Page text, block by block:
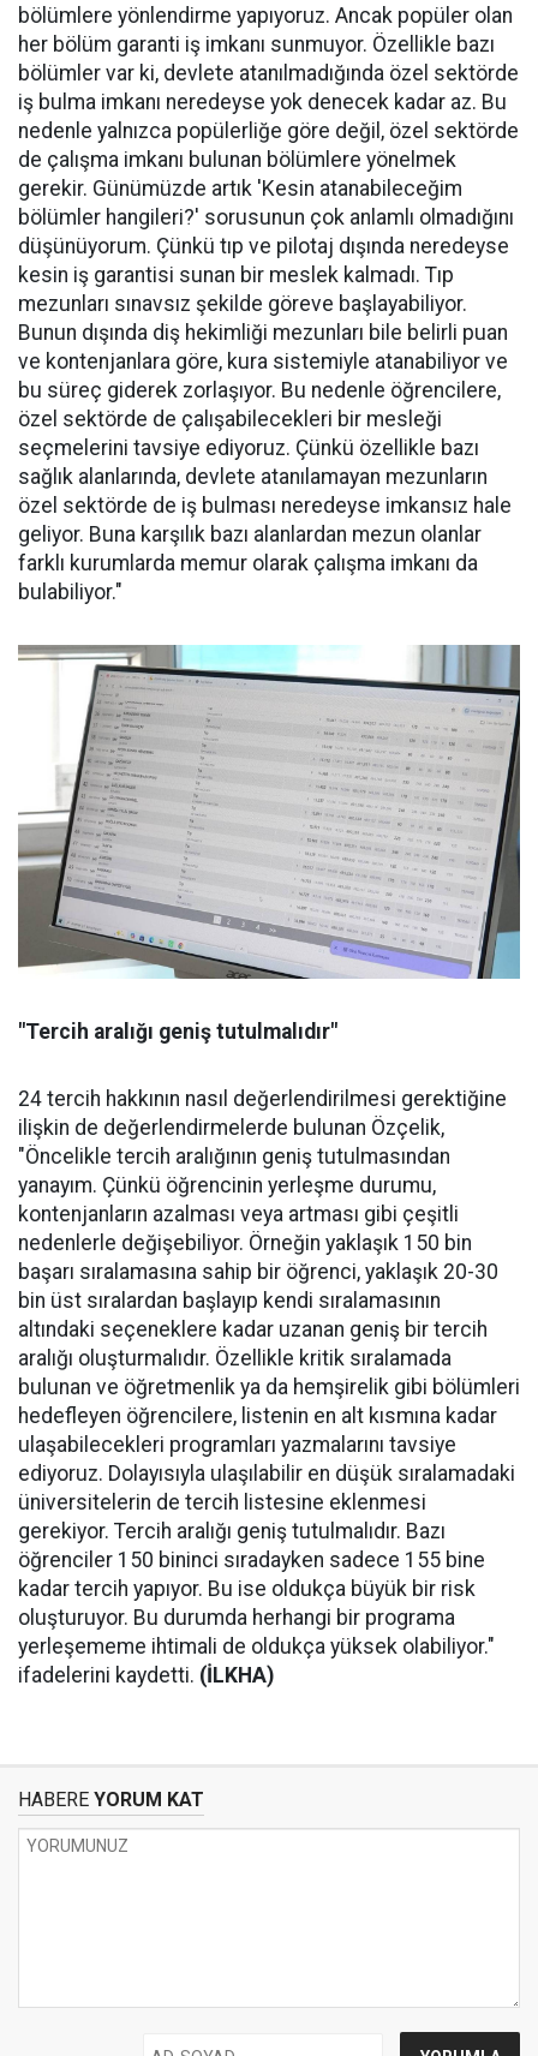
bölümlere yönlendirme yapıyoruz. Ancak popüler olan
her bölüm garanti iş imkanı sunmuyor. Özellikle bazı
bölümler var ki, devlete atanılmadığında özel sektörde
iş bulma imkanı neredeyse yok denecek kadar az. Bu
nedenle yalnızca popülerliğe göre değil, özel sektörde
de çalışma imkanı bulunan bölümlere yönelmek
gerekir. Günümüzde artık 'Kesin atanabileceğim
bölümler hangileri?' sorusunun çok anlamlı olmadığını
düşünüyorum. Çünkü tıp ve pilotaj dışında neredeyse
kesin iş garantisi sunan bir meslek kalmadı. Tıp
mezunları sınavsız şekilde göreve başlayabiliyor.
Bunun dışında diş hekimliği mezunları bile belirli puan
ve kontenjanlara göre, kura sistemiyle atanabiliyor ve
bu süreç giderek zorlaşıyor. Bu nedenle öğrencilere,
özel sektörde de çalışabilecekleri bir mesleği
seçmelerini tavsiye ediyoruz. Çünkü özellikle bazı
sağlık alanlarında, devlete atanılamayan mezunların
özel sektörde de iş bulması neredeyse imkansız hale
geliyor. Buna karşılık bazı alanlardan mezun olanlar
farklı kurumlarda memur olarak çalışma imkanı da
bulabiliyor."
"Tercih aralığı geniş tutulmalıdır"
24 tercih hakkının nasıl değerlendirilmesi gerektiğine
ilişkin de değerlendirmelerde bulunan Özçelik,
"Öncelikle tercih aralığının geniş tutulmasından
yanayım. Çünkü öğrencinin yerleşme durumu,
kontenjanların azalması veya artması gibi çeşitli
nedenlerle değişebiliyor. Örneğin yaklaşık 150 bin
başarı sıralamasına sahip bir öğrenci, yaklaşık 20-30
bin üst sıralardan başlayıp kendi sıralamasının
altındaki seçeneklere kadar uzanan geniş bir tercih
aralığı oluşturmalıdır. Özellikle kritik sıralamada
bulunan ve öğretmenlik ya da hemşirelik gibi bölümleri
hedefleyen öğrencilere, listenin en alt kısmına kadar
ulaşabilecekleri programları yazmalarını tavsiye
ediyoruz. Dolayısıyla ulaşılabilir en düşük sıralamadaki
üniversitelerin de tercih listesine eklenmesi
gerekiyor. Tercih aralığı geniş tutulmalıdır. Bazı
öğrenciler 150 bininci sıradayken sadece 155 bine
kadar tercih yapıyor. Bu ise oldukça büyük bir risk
oluşturuyor. Bu durumda herhangi bir programa
yerleşememe ihtimali de oldukça yüksek olabiliyor."
ifadelerini kaydetti. (İLKHA)
HABERE YORUM KAT